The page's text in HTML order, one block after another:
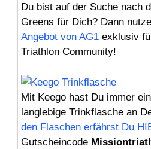
Du bist auf der Suche nach
Greens für Dich? Dann nutze
Angebot von AG1 exklusiv
Triathlon Community!
Mit Keego hast Du immer
langlebige Trinkflasche an
den Flaschen erfährst Du
Gutscheincode